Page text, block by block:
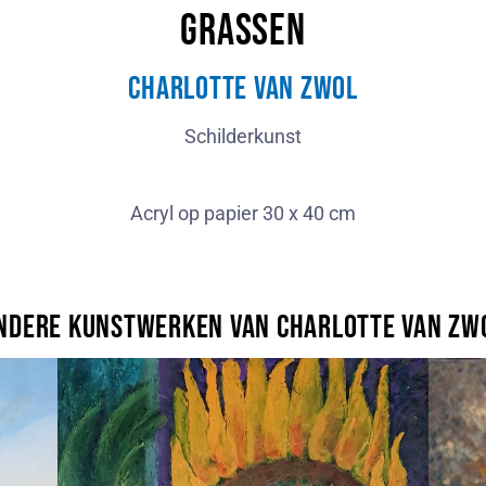
Grassen
Charlotte van Zwol
Schilderkunst
Acryl op papier 30 x 40 cm
kunstwerken van Charlotte van